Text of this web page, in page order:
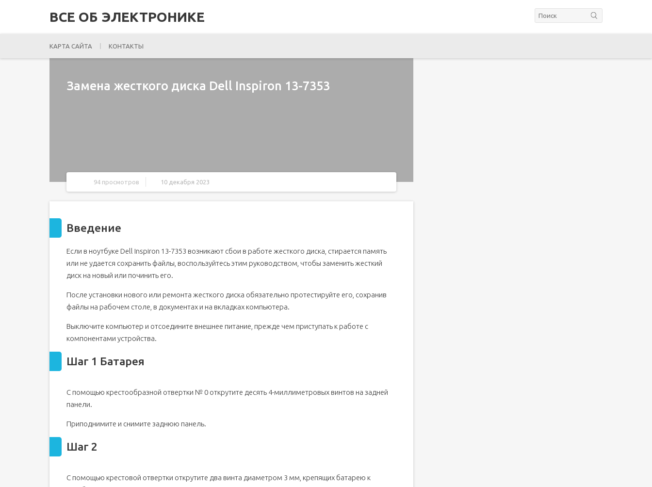
ВСЕ ОБ ЭЛЕКТРОНИКЕ
КАРТА САЙТА КОНТАКТЫ
Замена жесткого диска Dell Inspiron 13-7353
94 просмотров 10 декабря 2023
Введение
Если в ноутбуке Dell Inspiron 13-7353 возникают сбои в работе жесткого диска, стирается память
или не удается сохранить файлы, воспользуйтесь этим руководством, чтобы заменить жесткий
диск на новый или починить его.
После установки нового или ремонта жесткого диска обязательно протестируйте его, сохранив
файлы на рабочем столе, в документах и на вкладках компьютера.
Выключите компьютер и отсоедините внешнее питание, прежде чем приступать к работе с
компонентами устройства.
Шаг 1 Батарея
С помощью крестообразной отвертки № 0 открутите десять 4-миллиметровых винтов на задней
панели.
Приподнимите и снимите заднюю панель.
Шаг 2
С помощью крестовой отвертки открутите два винта диаметром 3 мм, крепящих батарею к